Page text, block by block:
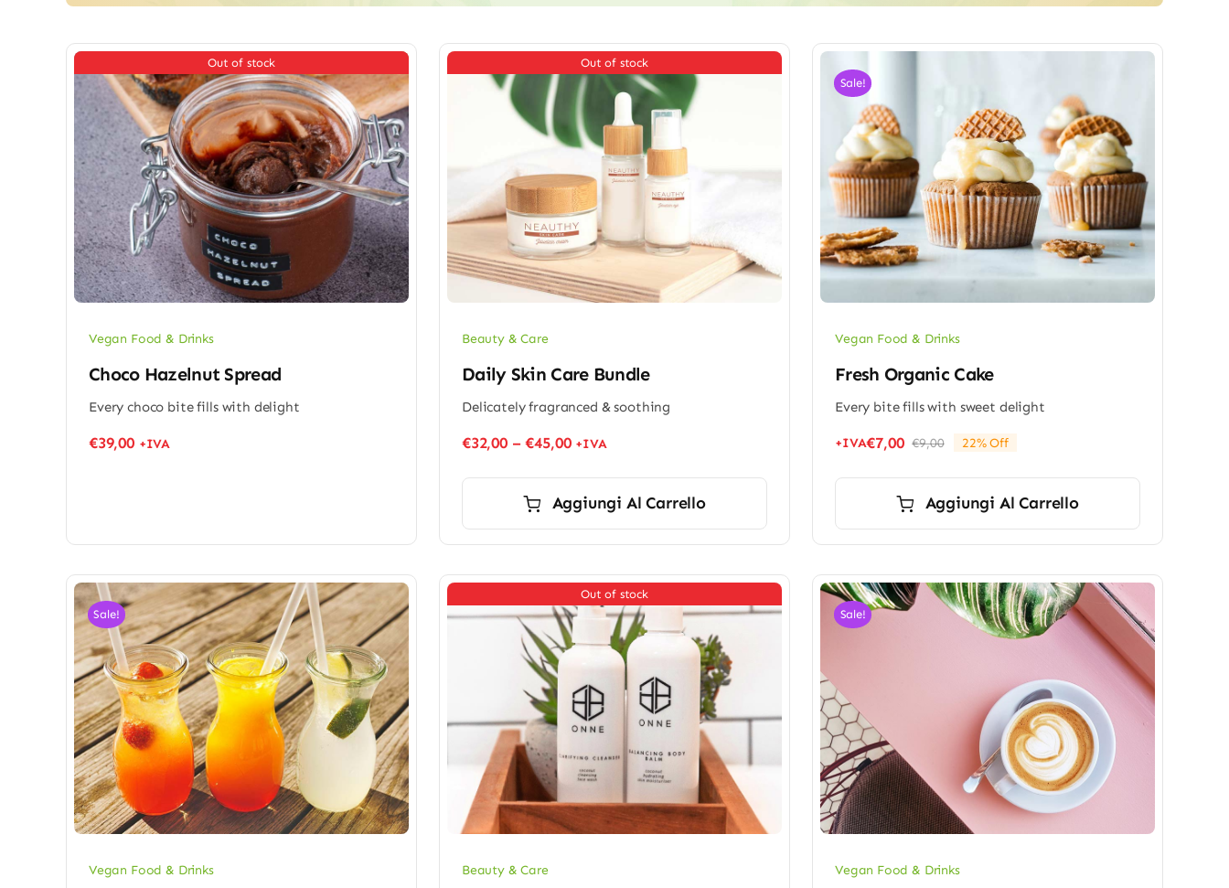
Out of stock
Vegan Food & Drinks
Choco Hazelnut Spread
Every choco bite fills with delight
€39,00 +IVA
Out of stock
Beauty & Care
Daily Skin Care Bundle
Delicately fragranced & soothing
€32,00–€45,00 +IVA
Aggiungi Al Carrello
Sale!
Vegan Food & Drinks
Fresh Organic Cake
Every bite fills with sweet delight
€9,00Il
era:
€7,00
Il
è:
+IVA 22% Off
Aggiungi Al Carrello
Sale!
Vegan Food & Drinks
Out of stock
Beauty & Care
Sale!
Vegan Food & Drinks